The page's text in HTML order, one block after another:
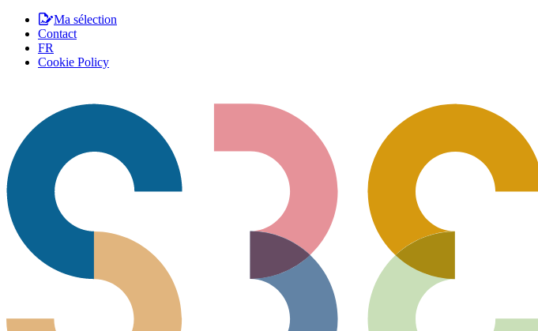
Ma sélection
Contact
FR
Cookie Policy